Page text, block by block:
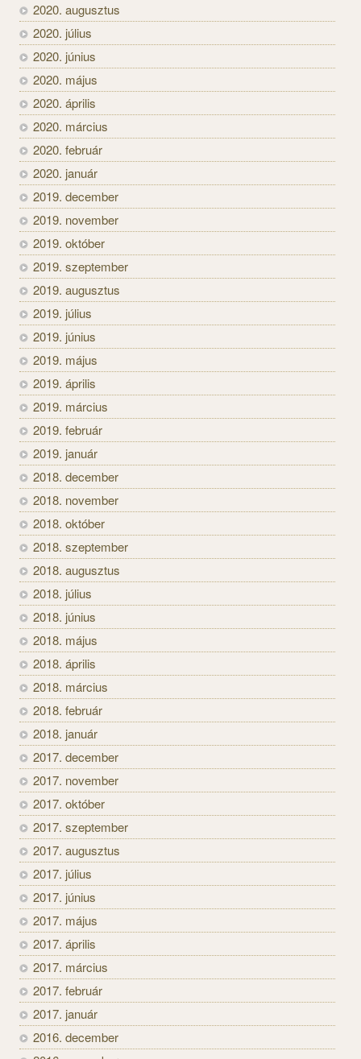
2020. augusztus
2020. július
2020. június
2020. május
2020. április
2020. március
2020. február
2020. január
2019. december
2019. november
2019. október
2019. szeptember
2019. augusztus
2019. július
2019. június
2019. május
2019. április
2019. március
2019. február
2019. január
2018. december
2018. november
2018. október
2018. szeptember
2018. augusztus
2018. július
2018. június
2018. május
2018. április
2018. március
2018. február
2018. január
2017. december
2017. november
2017. október
2017. szeptember
2017. augusztus
2017. július
2017. június
2017. május
2017. április
2017. március
2017. február
2017. január
2016. december